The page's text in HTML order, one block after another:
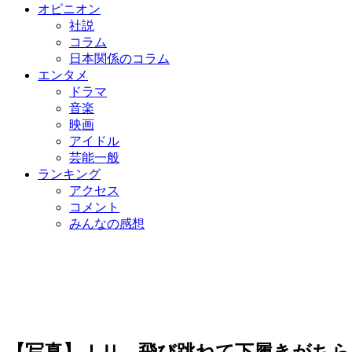
オピニオン
社説
コラム
日本関係のコラム
エンタメ
ドラマ
音楽
映画
アイドル
芸能一般
ランキング
アクセス
コメント
みんなの感想